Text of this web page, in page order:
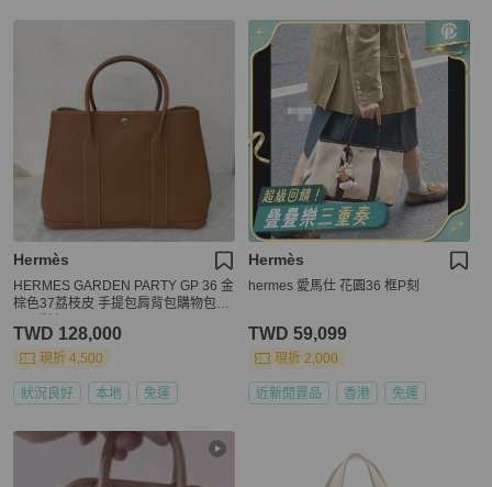
Hermès
HERMES GARDEN PARTY GP 36 金
棕色37荔枝皮 手提包肩背包購物包花
TWD 128,000
現折 4,500
狀況良好 本地 免運
Hermès
hermes 愛馬仕 花園36 框P刻
TWD 59,099
現折 2,000
近新閒置品 香港 免運